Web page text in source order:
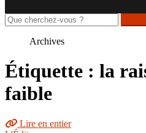
Rechercher
sur
Archives
Étiquette : la
faible
Lire en entier